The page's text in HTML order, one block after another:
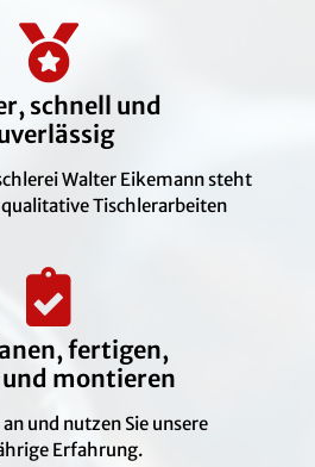
schnell und
Walter Eikemann steht
Tischlerarbeiten
fertigen,
montieren
an und nutzen Sie unsere
Erfahrung.